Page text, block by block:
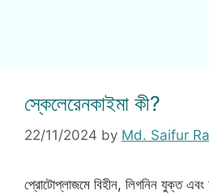
স্কেলেরেনকাইমা কী?
22/11/2024 by Md. Saifur
প্রোটোপ্লাজমে বিহীন, লিগনিন যুক্ত এবং